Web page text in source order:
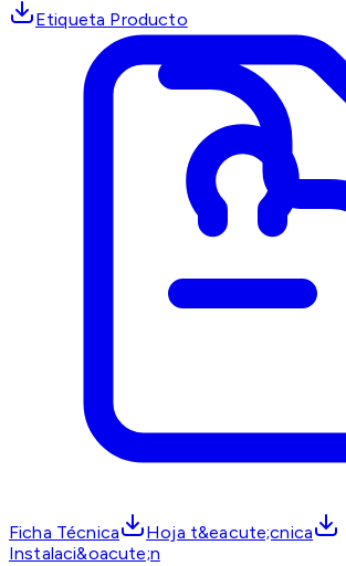
Etiqueta Producto
Ficha Técnica
Hoja t&eacute;cnica
Instalaci&oacute;n